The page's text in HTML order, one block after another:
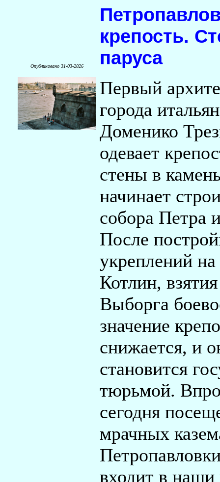
Опубликовано 31-03-2026
крепость.
паруса
Первый
города
Доменико
одевает
стены в
начинает
собора Петра
После
укреплений на
Котлин,
Выборга
значение
снижается, и
становится
тюрьмой.
сегодня
мрачных
входит в